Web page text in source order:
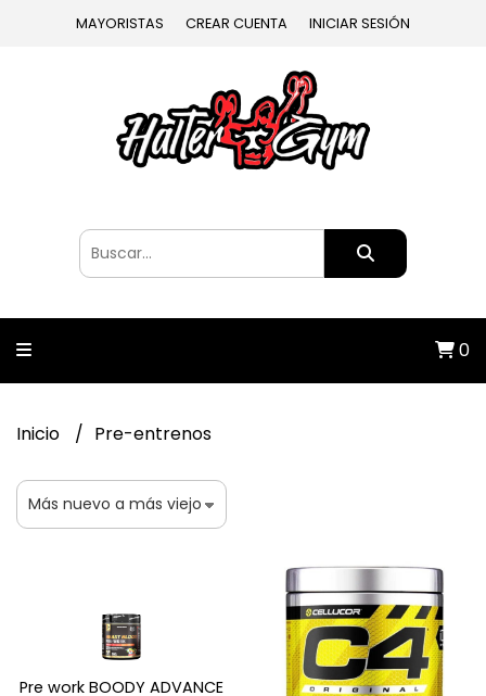
MAYORISTAS CREAR CUENTA INICIAR SESIÓN
0
Inicio Pre-entrenos
Pre work BOODY ADVANCE